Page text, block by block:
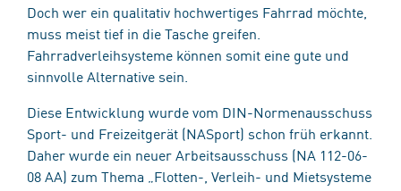
Doch wer ein qualitativ hochwertiges Fahrrad möchte,
muss meist tief in die Tasche greifen.
Fahrradverleihsysteme können somit eine gute und
sinnvolle Alternative sein.
Diese Entwicklung wurde vom DIN-Normenausschuss
Sport- und Freizeitgerät (NASport) schon früh erkannt.
Daher wurde ein neuer Arbeitsausschuss (NA 112-06-
08 AA) zum Thema „Flotten-, Verleih- und Mietsysteme